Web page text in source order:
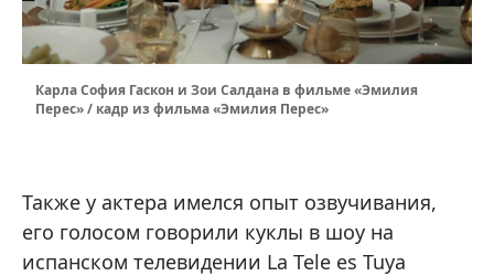
Карла София Гаскон и Зои Салдана в фильме «Эмилия
Перес» / кадр из фильма «Эмилия Перес»
Также у актера имелся опыт озвучивания,
его голосом говорили куклы в шоу на
испанском телевидении La Tele es Tuya